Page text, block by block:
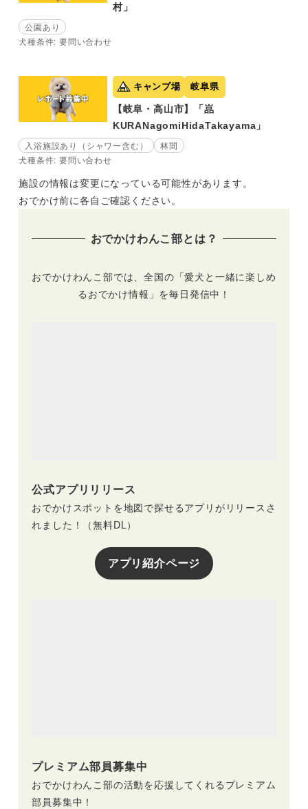
村」
公園あり
犬種条件: 要問い合わせ
キャンプ場 岐阜県
【岐阜・高山市】「嵓
KURANagomiHidaTakayama」
入浴施設あり（シャワー含む）
林間
犬種条件: 要問い合わせ
施設の情報は変更になっている可能性があります。
おでかけ前に各自ご確認ください。
おでかけわんこ部とは？
おでかけわんこ部では、全国の「愛犬と一緒に楽しめ
るおでかけ情報」を毎日発信中！
公式アプリリリース
おでかけスポットを地図で探せるアプリがリリースさ
れました！（無料DL）
アプリ紹介ページ
プレミアム部員募集中
おでかけわんこ部の活動を応援してくれるプレミアム
部員募集中！